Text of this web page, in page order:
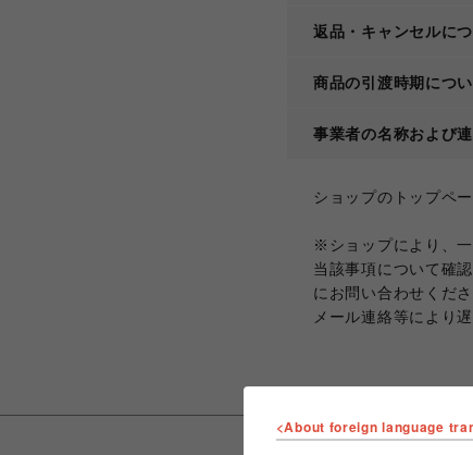
返品・キャンセルに
商品の引渡時期につ
事業者の名称および
ショップのトップペ
※ショップにより、
当該事項について確
にお問い合わせくださ
メール連絡等により
<About foreign language